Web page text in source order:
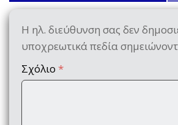
Η ηλ. διεύθυνση σας δεν
υποχρεωτικά πεδία
Σχόλιο *